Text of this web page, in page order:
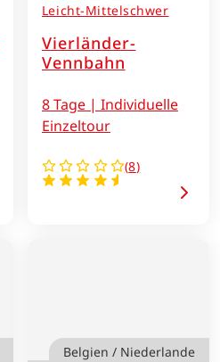
Vierländer-
Vennbahn
(8)
Leicht-Mittelschwer
8 Tage | Individuelle
Einzeltour
Belgien / Niederlande